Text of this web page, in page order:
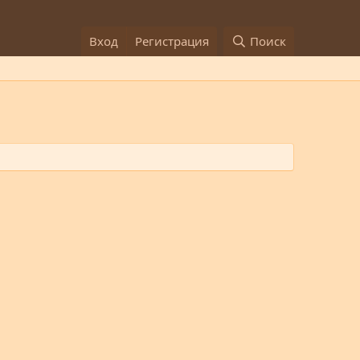
Вход Регистрация Поиск